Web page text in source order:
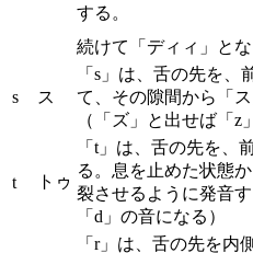
する。
続けて「ディィ」とな
s ス
「s」は、舌の先を
て、その隙間から「
（「ズ」と出せば「z
t トゥ
「t」は、舌の先を、
る。息を止めた状態
裂させるように発音
「d」の音になる）
「r」は、舌の先を内